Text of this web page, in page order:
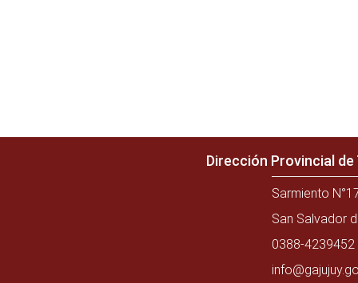
Dirección Provincial
Sarmiento
San Salvador
0388-